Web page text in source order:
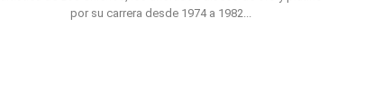
por su carrera desde 1974 a 1982...